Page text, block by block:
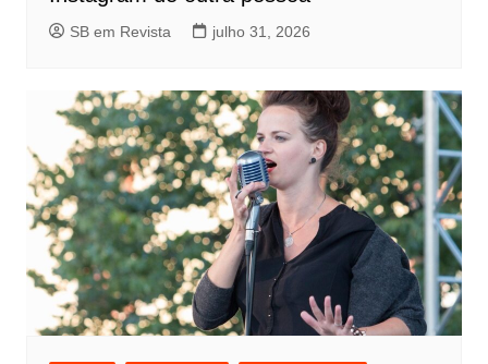
SB em Revista julho 31, 2026